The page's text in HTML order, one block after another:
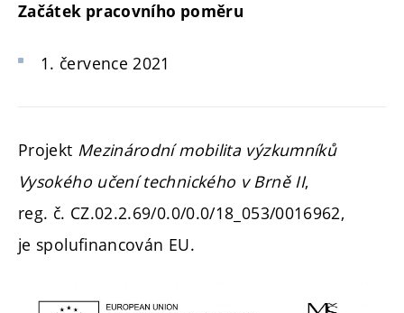
Začátek pracovního poměru
1. července 2021
Projekt Mezinárodní mobilita výzkumníků
Vysokého učení technického v Brně II,
reg. č. CZ.02.2.69/0.0/0.0/18_053/0016962,
je spolufinancován EU.